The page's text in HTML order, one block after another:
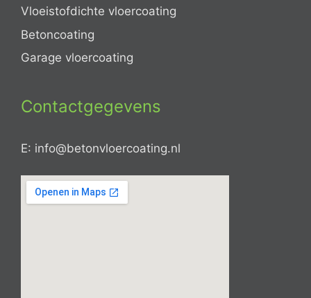
Vloeistofdichte vloercoating
Betoncoating
Garage vloercoating
Contactgegevens
E: info@betonvloercoating.nl